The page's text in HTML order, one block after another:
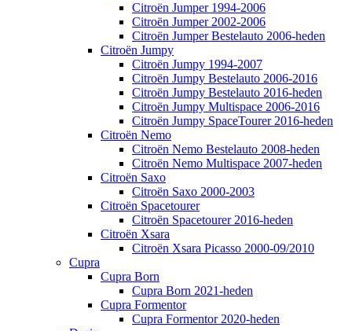
Citroën Jumper 1994-2006
Citroën Jumper 2002-2006
Citroën Jumper Bestelauto 2006-heden
Citroën Jumpy
Citroën Jumpy 1994-2007
Citroën Jumpy Bestelauto 2006-2016
Citroën Jumpy Bestelauto 2016-heden
Citroën Jumpy Multispace 2006-2016
Citroën Jumpy SpaceTourer 2016-heden
Citroën Nemo
Citroën Nemo Bestelauto 2008-heden
Citroën Nemo Multispace 2007-heden
Citroën Saxo
Citroën Saxo 2000-2003
Citroën Spacetourer
Citroën Spacetourer 2016-heden
Citroën Xsara
Citroën Xsara Picasso 2000-09/2010
Cupra
Cupra Born
Cupra Born 2021-heden
Cupra Formentor
Cupra Formentor 2020-heden